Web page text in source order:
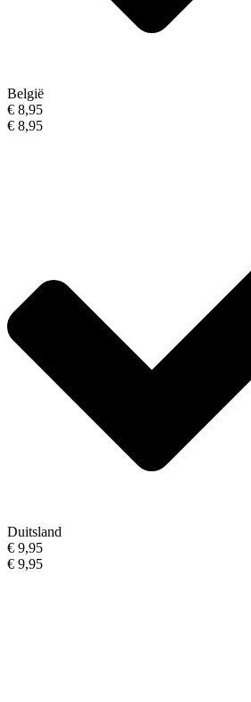
België
€ 8,95
€ 8,95
Duitsland
€ 9,95
€ 9,95